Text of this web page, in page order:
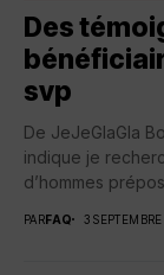
Des
svp
De JeJeGlaGla
indique je
d’hommes
PARFAQ 3